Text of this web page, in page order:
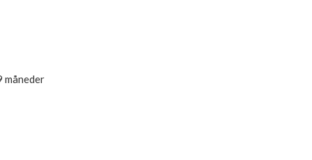
måneder